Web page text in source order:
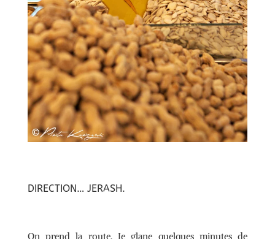
DIRECTION… JERASH.
On prend la route. Je glane quelques minutes de